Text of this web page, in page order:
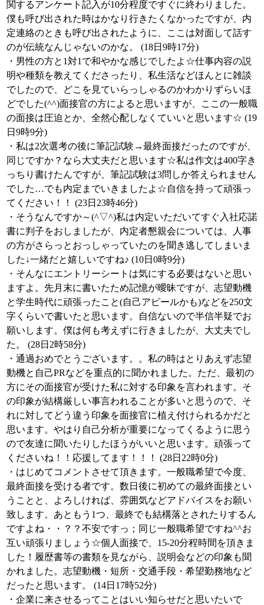
関するアンケート記入が10分程度ですぐに終わりました。
僕も呼び出された時はかなり行きたくなかったですが、内
定連絡のときも呼び出されたように、ここは対面して話す
のが伝統なんじゃないのかな。 (18日9時17分)
・男性の方と1対1で和やかな感じでしたよ☆仕事内容の説
明や種類を教えてくださったり、私生活などほんとに雑談
でしたので、どこを見ていらっしゃるのかわかりずらいほ
どでした(^^)面接官の方によると思いますが、ここの一般職
の面接は圧迫とか、全然心配しなくていいと思います☆ (19
日9時9分)
・私は2次選考の後に筆記試験→最終面接だったのですが、
同じですか？なら大丈夫だと思います☆私は作文は400字き
っちり書けたんですが、筆記試験は3問しか答えられません
でした…でも内定までいきましたよ☆自信を持って頑張っ
てください！！ (23日23時46分)
・そうなんですか～(^▽^)私は内定いただいてすぐ入社応諾
書に判子をおしましたが、内定者懇親会については、人事
の方がさらっとおっしゃっていたのを聞き逃してしまいま
した↓一緒だと嬉しいですね♪ (10日0時9分)
・そんなにエントリーシートは気にする必要はないと思い
ますよ。先月末に書いたため記憶が曖昧ですが、志望動機
と学生時代に頑張ったこと(自己アピールかも)などを250文
字くらいで書いたと思います。自信ないので半信半疑でお
願いします。僕は何も考えずに行きましたが、大丈夫でし
た。 (28日2時58分)
・通過おめでとうございます。。私の時はとりあえず志望
動機と自己PRなどを重点的に聞かれました。ただ、最初の
方にその面接官が受けた私に対する印象を言われます。そ
の印象が結構厳しい事言われることが多いと思うので、そ
れに対してどう違う印象を面接官に植え付けられるかだと
思います。やはり自己分析が重要になってくるように思う
ので友達に聞いたりしたほうがいいと思います。頑張って
くださいね！！応援してます！！！ (28日22時0分)
・はじめてコメントさせて頂きます。一般職希望で今度、
最終面接を受ける者です。数日後に初めての最終面接とい
うことと、よろしければ、雰囲気などアドバイスをお願い
致します。あともう1つ、最終でも結構落とされたりするん
ですよね・・？？不安ですっ；同じ一般職希望ですね^^お
互い頑張りましょう☆個人面接で、15-20分程時間を頂きま
した！履歴書等の書類を見ながら、説明会などの印象も聞
かれました。志望動機・短所・交通手段・希望勤務地など
だったと思います。 (14日17時52分)
・企業に来させるってことはいい知らせだと思いたいで